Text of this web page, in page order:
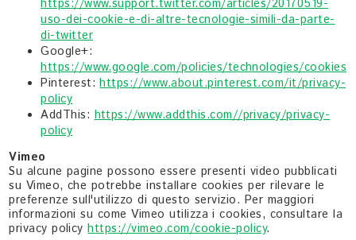
https://www.support.twitter.com/articles/20170519-
uso-dei-cookie-e-di-altre-tecnologie-simili-da-parte-
di-twitter
Google+:
https://www.google.com/policies/technologies/cookies
Pinterest:https://www.about.pinterest.com/it/privacy-
policy
AddThis: https://www.addthis.com//privacy/privacy-
policy
Vimeo
Su alcune pagine possono essere presenti video pubblicati
su Vimeo, che potrebbe installare cookies per rilevare le
preferenze sull'utilizzo di questo servizio. Per maggiori
informazioni su come Vimeo utilizza i cookies, consultare la
privacy policyhttps://vimeo.com/cookie-policy.